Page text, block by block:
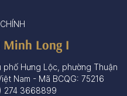
Minh Long I
Hưng Lộc, phường Thuận
Nam - Mã BCQG: 75216
274 3668899